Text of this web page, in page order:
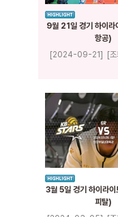
9월 21일 경기 하이
항공)
[2024-09-21]
[
3월 5일 경기 하이라
피탈)